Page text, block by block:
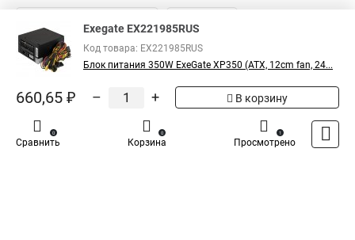
Exegate EX221985RUS
Код товара: EX221985RUS
Блок питания 350W ExeGate XP350 (ATX, 12cm fan, 24...
660,65 ₽ – + В корзину
Сравнить
0
Корзина
0
Просмотрено
1